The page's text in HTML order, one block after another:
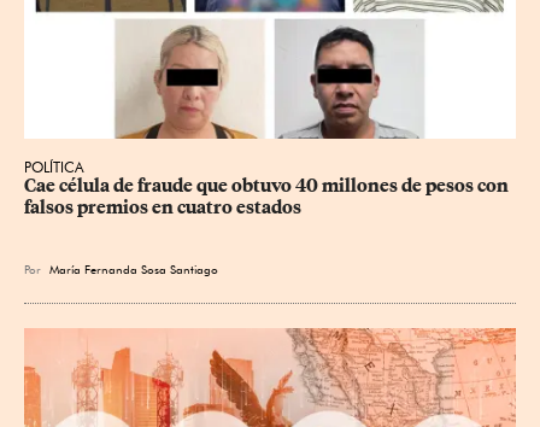
POLÍTICA
Cae célula de fraude que obtuvo 40 millones de pesos con
falsos premios en cuatro estados
Por María Fernanda Sosa Santiago